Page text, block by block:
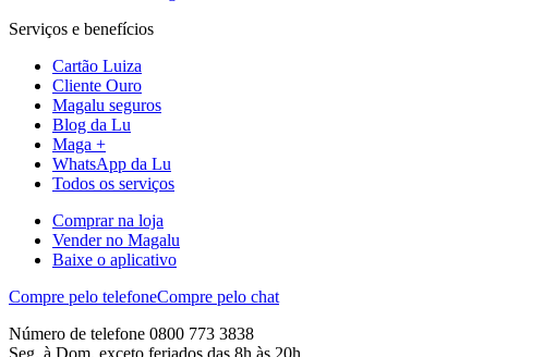
Serviços e benefícios
Cartão Luiza
Cliente Ouro
Magalu seguros
Blog da Lu
Maga +
WhatsApp da Lu
Todos os serviços
Comprar na loja
Vender no Magalu
Baixe o aplicativo
Compre pelo telefoneCompre pelo chat
Número de telefone 0800 773 3838
Seg. à Dom. exceto feriados das 8h às 20h